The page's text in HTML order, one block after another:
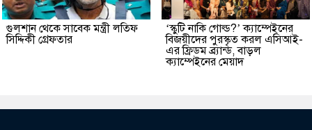
গুলশান থেকে সাবেক মন্ত্রী লতিফ
সিদ্দিকী গ্রেফতার
‘স্কুটি নাকি গোল্ড?’ ক্যাম্পেইনের
বিজয়ীদের পুরস্কৃত করল এসিআই-
এর ফ্রিডম ব্র্যান্ড, বাড়ল
ক্যাম্পেইনের মেয়াদ